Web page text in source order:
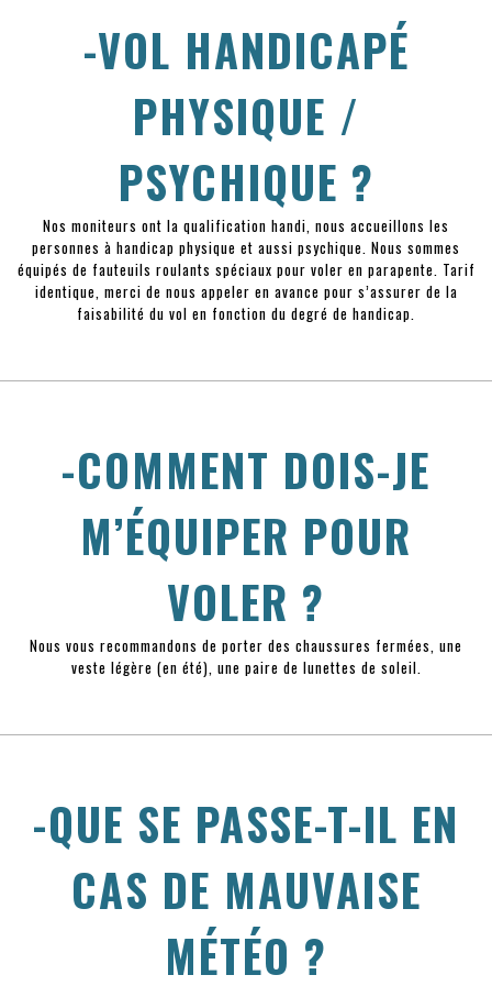
-VOL HANDICAPÉ
PHYSIQUE /
PSYCHIQUE ?
Nos moniteurs ont la qualification handi, nous accueillons les
personnes à handicap physique et aussi psychique. Nous sommes
équipés de fauteuils roulants spéciaux pour voler en parapente. Tarif
identique, merci de nous appeler en avance pour s’assurer de la
faisabilité du vol en fonction du degré de handicap.
-COMMENT DOIS-JE
M’ÉQUIPER POUR
VOLER ?
Nous vous recommandons de porter des chaussures fermées, une
veste légère (en été), une paire de lunettes de soleil.
-QUE SE PASSE-T-IL EN
CAS DE MAUVAISE
MÉTÉO ?